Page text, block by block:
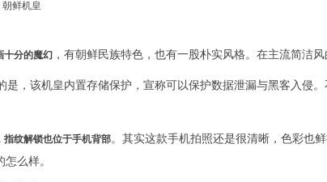
十分的魔幻 ，有朝鲜民族特色，也有一股朴实风格。在主流简洁
是，该机皇内置存储保护，宣称可以保护数据泄漏与黑客入侵
指纹解锁也位于手机背部。其实这款手机拍照还是很清晰，色彩也
么样。